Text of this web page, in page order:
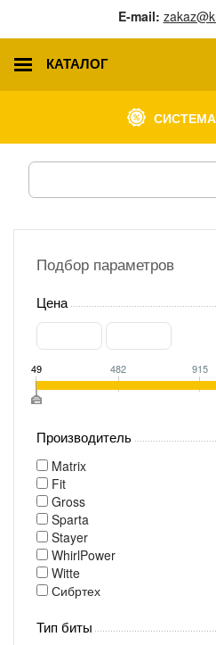
E-mail:
КАТАЛОГ
Подбор параметров
Цена
49 482 915
Производитель
Matrix
Fit
Gross
Sparta
Stayer
WhirlPower
Witte
Сибртех
Тип биты